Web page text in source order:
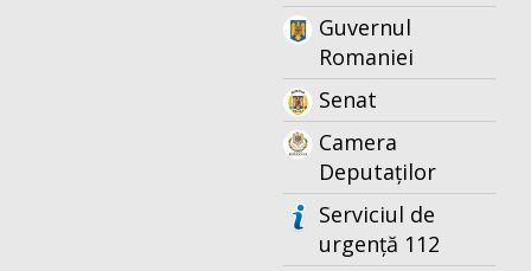
Guvernul
Romaniei
Senat
Camera
Deputaților
Serviciul de
urgență 112